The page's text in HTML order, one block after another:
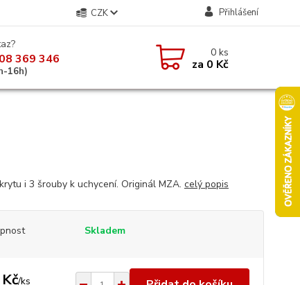
CZK Přihlášení
369 346
16h)
0ks
za 0 Kč
i 3 šrouby k uchycení. Originál MZA. celý popis
Skladem
/ks